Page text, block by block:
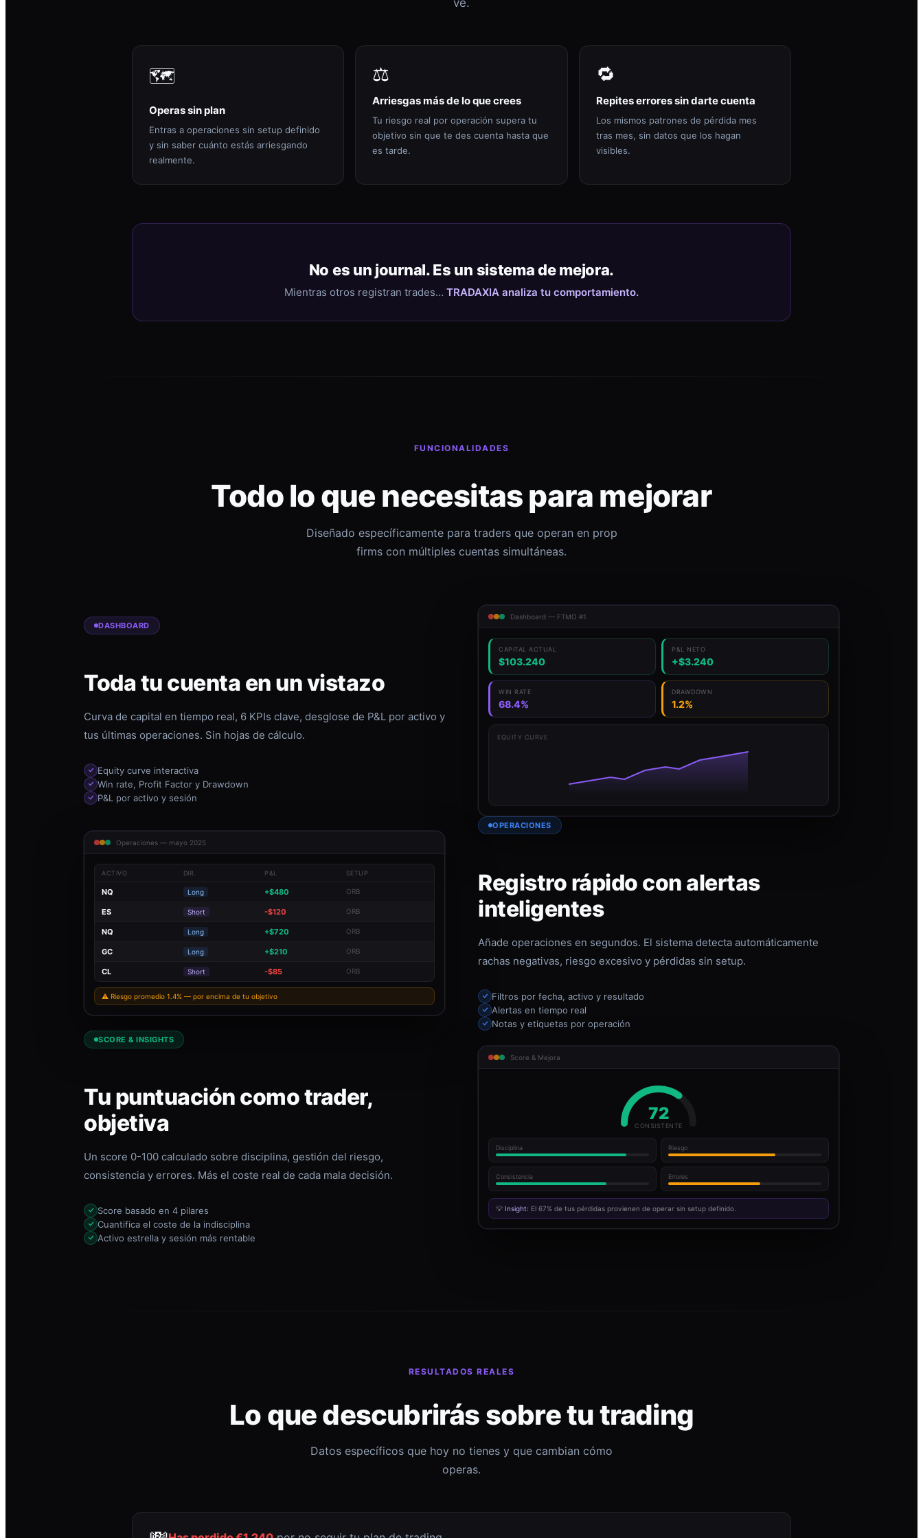
ve.
🗺️
Operas sin plan
Entras a operaciones sin setup definido
y sin saber cuánto estás arriesgando
realmente.
⚖️
Arriesgas más de lo que crees
Tu riesgo real por operación supera tu
objetivo sin que te des cuenta hasta que
es tarde.
🔁
Repites errores sin darte cuenta
Los mismos patrones de pérdida mes
tras mes, sin datos que los hagan
visibles.
No es un journal. Es un sistema de mejora.
Mientras otros registran trades… TRADAXIA analiza tu comportamiento.
FUNCIONALIDADES
Todo lo que necesitas para mejorar
Diseñado específicamente para traders que operan en prop
firms con múltiples cuentas simultáneas.
DASHBOARD
Toda tu cuenta en un vistazo
Curva de capital en tiempo real, 6 KPIs clave, desglose de P&L por activo y
tus últimas operaciones. Sin hojas de cálculo.
Equity curve interactiva
Win rate, Profit Factor y Drawdown
P&L por activo y sesión
Dashboard — FTMO #1
CAPITAL ACTUAL
$103.240
P&L NETO
+$3.240
WIN RATE
68.4%
DRAWDOWN
1.2%
EQUITY CURVE
Operaciones — mayo 2025
ACTIVO DIR. P&L SETUP
NQ Long +$480 ORB
ES Short -$120 ORB
NQ Long +$720 ORB
GC Long +$210 ORB
CL Short -$85 ORB
⚠ Riesgo promedio 1.4% — por encima de tu objetivo
OPERACIONES
Registro rápido con alertas
inteligentes
Añade operaciones en segundos. El sistema detecta automáticamente
rachas negativas, riesgo excesivo y pérdidas sin setup.
Filtros por fecha, activo y resultado
Alertas en tiempo real
Notas y etiquetas por operación
SCORE & INSIGHTS
Tu puntuación como trader,
objetiva
Un score 0-100 calculado sobre disciplina, gestión del riesgo,
consistencia y errores. Más el coste real de cada mala decisión.
Score basado en 4 pilares
Cuantifica el coste de la indisciplina
Activo estrella y sesión más rentable
Score & Mejora
72
CONSISTENTE
Disciplina Riesgo
Consistencia Errores
💡 Insight: El 67% de tus pérdidas provienen de operar sin setup definido.
RESULTADOS REALES
Lo que descubrirás sobre tu trading
Datos específicos que hoy no tienes y que cambian cómo
operas.